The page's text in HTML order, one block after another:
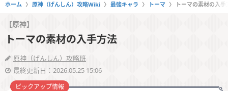
ホーム 原神（げんしん）攻略Wiki 最強キャラ トーマ トーマの素材の入手
【原神】
トーマの素材の入手方法
原神（げんしん）攻略班
最終更新日：2026.05.25 15:06
ピックアップ情報